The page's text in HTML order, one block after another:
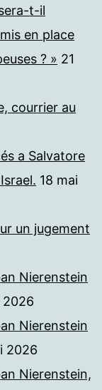
t-il
en place
? » 21
courrier au
a Salvatore
18 mai
un jugement
Nierenstein
2026
Nierenstein
2026
Nierenstein,